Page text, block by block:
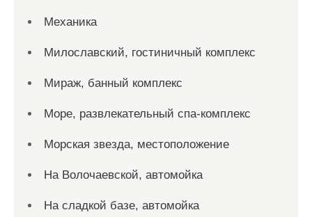
Механика
Милославский, гостиничный комплекс
Мираж, банный комплекс
Море, развлекательный спа-комплекс
Морская звезда, местоположение
На Волочаевской, автомойка
На сладкой базе, автомойка